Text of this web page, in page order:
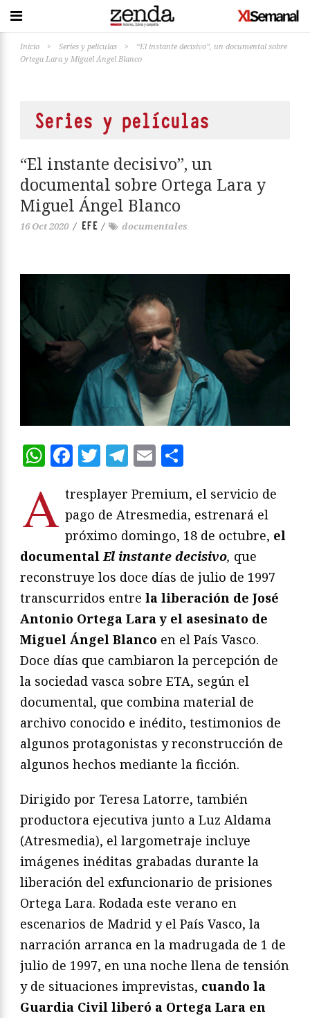
Inicio > Series y películas >
“El instante decisivo”, un documental sobre
Ortega Lara y Miguel Ángel Blanco
Series y películas
“El instante decisivo”, un
documental sobre Ortega Lara y
Miguel Ángel Blanco
16 Oct 2020 / EFE / documentales
WhatsApp
Facebook
Twitter
Telegram
Email
A tresplayer Premium, el servicio de
pago de Atresmedia, estrenará el
próximo domingo, 18 de octubre, el
documental El instante decisivo, que
reconstruye los doce días de julio de 1997
transcurridos entre la liberación de José
Antonio Ortega Lara y el asesinato de
Miguel Ángel Blanco en el País Vasco.
Doce días que cambiaron la percepción de
la sociedad vasca sobre ETA, según el
documental, que combina material de
archivo conocido e inédito, testimonios de
algunos protagonistas y reconstrucción de
algunos hechos mediante la ficción.
Dirigido por Teresa Latorre, también
productora ejecutiva junto a Luz Aldama
(Atresmedia), el largometraje incluye
imágenes inéditas grabadas durante la
liberación del exfuncionario de prisiones
Ortega Lara. Rodada este verano en
escenarios de Madrid y el País Vasco, la
narración arranca en la madrugada de 1 de
julio de 1997, en una noche llena de tensión
y de situaciones imprevistas, cuando la
Guardia Civil liberó a Ortega Lara en